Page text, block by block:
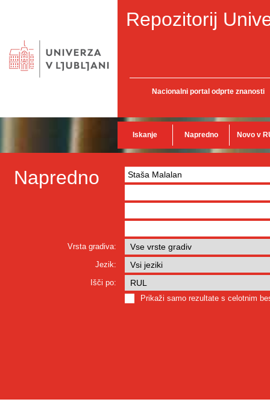
Repozitorij
Nacionalni portal odprte znanosti
Iskanje Napredno Novo v
Napredno
Vrsta gradiva:
Jezik:
Išči po:
Prikaži samo rezultate s celotnim